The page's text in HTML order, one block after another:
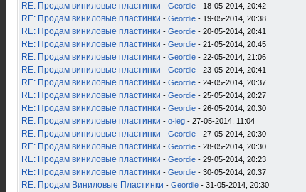
RE: Продам виниловые пластинки - Geordie - 18-05-2014, 20:42
RE: Продам виниловые пластинки - Geordie - 19-05-2014, 20:38
RE: Продам виниловые пластинки - Geordie - 20-05-2014, 20:41
RE: Продам виниловые пластинки - Geordie - 21-05-2014, 20:45
RE: Продам виниловые пластинки - Geordie - 22-05-2014, 21:06
RE: Продам виниловые пластинки - Geordie - 23-05-2014, 20:41
RE: Продам виниловые пластинки - Geordie - 24-05-2014, 20:37
RE: Продам виниловые пластинки - Geordie - 25-05-2014, 20:27
RE: Продам виниловые пластинки - Geordie - 26-05-2014, 20:30
RE: Продам виниловые пластинки - o-leg - 27-05-2014, 11:04
RE: Продам виниловые пластинки - Geordie - 27-05-2014, 20:30
RE: Продам виниловые пластинки - Geordie - 28-05-2014, 20:30
RE: Продам виниловые пластинки - Geordie - 29-05-2014, 20:23
RE: Продам виниловые пластинки - Geordie - 30-05-2014, 20:37
RE: Продам Виниловые Пластинки - Geordie - 31-05-2014, 20:30